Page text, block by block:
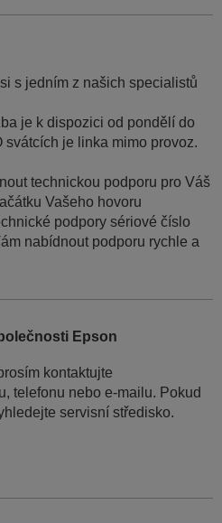
s jedním z našich specialistů
je k dispozici od pondělí do
svátcích je linka mimo provoz.
technickou podporu pro Váš
Vašeho hovoru
podpory sériové číslo
nabídnout podporu rychle a
Epson
kontaktujte
telefonu nebo e-mailu. Pokud
servisní středisko.